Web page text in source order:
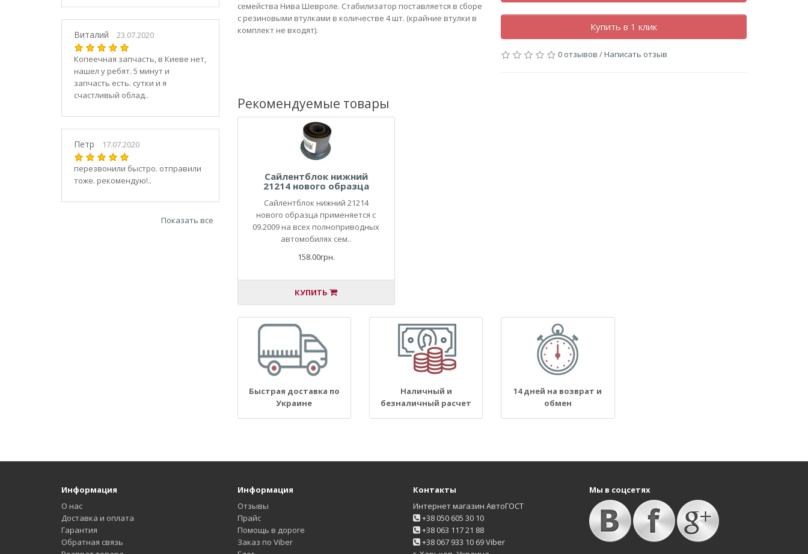
21040
21044
21047
2107
21070
21073
21124
21128
2113
Виталий 23.07.2020
Копеечная запчасть, в Киеве нет,
нашел у ребят. 5 минут и
запчасть есть. сутки и я
счастливый облад..
Петр 17.07.2020
перезвонили быстро. отправили
тоже. рекомендую!..
Показать все
семейства Нива Шевроле. Стабилизатор поставляется в сборе
с резиновыми втулками в количестве 4 шт. (крайние втулки в
комплект не входят).
Купить в 1 клик
0 отзывов /Написать отзыв
Рекомендуемые товары
Сайлентблок нижний
21214 нового образца
Сайлентблок нижний 21214
нового образца применяется с
09.2009 на всех полноприводных
автомобилях сем..
158.00грн.
КУПИТЬ
Быстрая доставка по
Украине
Наличный и
безналичный расчет
14 дней на возврат и
обмен
Информация
О нас
Доставка и оплата
Гарантия
Обратная связь
Информация
Отзывы
Прайс
Помощь в дороге
Заказ по Viber
Контакты
Интернет магазин АвтоГОСТ
+38 050 605 30 10
+38 063 117 21 88
+38 067 933 10 69 Viber
Мы в соцсетях